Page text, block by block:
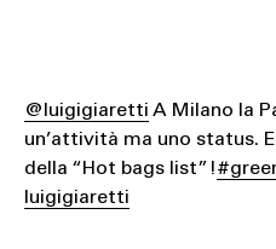
@luigigiaretti A Milano la
un’attività ma uno status.
della “Hot bags list”!
luigigiaretti